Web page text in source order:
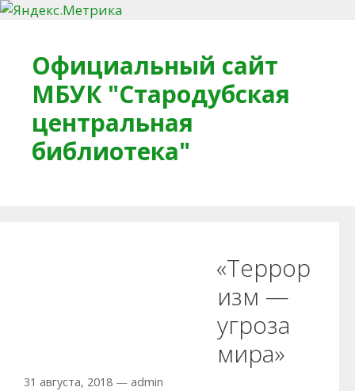
Официальный сайт
МБУК "Стародубская
центральная
библиотека"
«Террор
изм —
угроза
мира»
31 августа, 2018 — admin